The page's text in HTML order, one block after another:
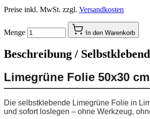
Preise inkl. MwSt. zzgl. Versandkosten
Menge In den Warenkorb
Beschreibung /
Limegrüne Folie 50x30
Die selbstklebende Limegrüne Folie in
und sofort loslegen – ohne Werkzeug,